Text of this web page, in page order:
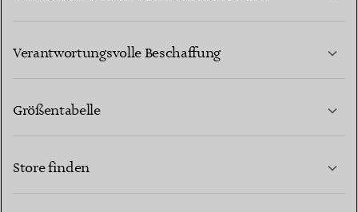
Verantwortungsvolle Beschaffung
Größentabelle
Store finden